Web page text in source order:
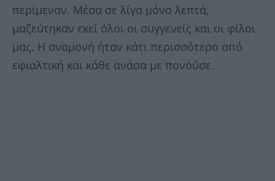
περίμεναν. Μέσα σε λίγα μόνο λεπτά,
μαζεύτηκαν εκεί όλοι οι συγγενείς και οι φίλοι
μας. Η αναμονή ήταν κάτι περισσότερο από
εφιαλτική και κάθε ανάσα με πονούσε.